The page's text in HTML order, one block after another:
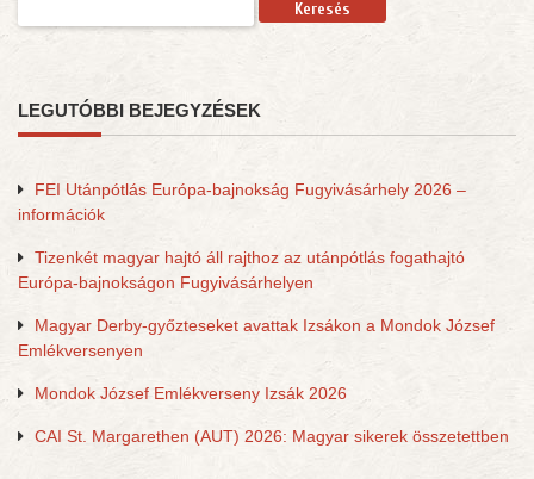
LEGUTÓBBI BEJEGYZÉSEK
FEI Utánpótlás Európa-bajnokság Fugyivásárhely 2026 –
információk
Tizenkét magyar hajtó áll rajthoz az utánpótlás fogathajtó
Európa-bajnokságon Fugyivásárhelyen
Magyar Derby-győzteseket avattak Izsákon a Mondok József
Emlékversenyen
Mondok József Emlékverseny Izsák 2026
CAI St. Margarethen (AUT) 2026: Magyar sikerek összetettben